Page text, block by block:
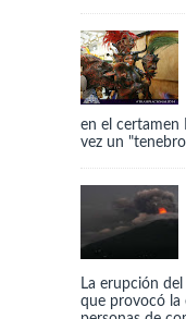
en el certamen
vez un
La erupción
que provocó la